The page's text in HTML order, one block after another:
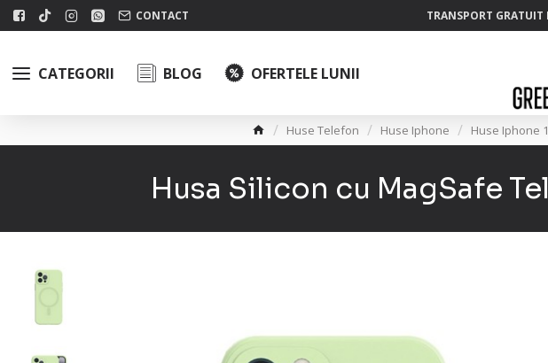
CONTACT TRANSPORT GRATUIT
CATEGORII BLOG OFERTELE LUNII
Huse Telefon Huse Iphone Huse Iphone
Husa Silicon cu MagSafe